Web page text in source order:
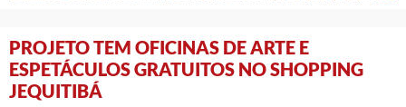
PROJETO TEM OFICINAS DE ARTE E
ESPETÁCULOS GRATUITOS NO SHOPPING
JEQUITIBÁ